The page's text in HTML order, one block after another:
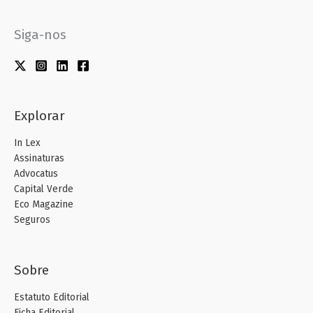
Siga-nos
Explorar
In Lex
Assinaturas
Advocatus
Capital Verde
Eco Magazine
Seguros
Sobre
Estatuto Editorial